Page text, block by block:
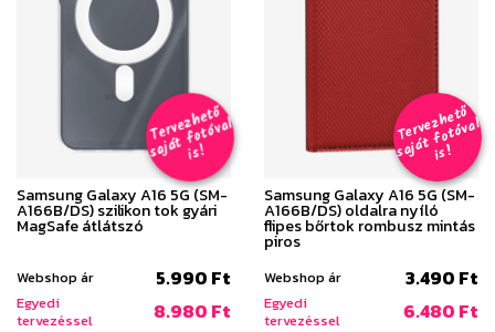
T
er
v
e
z
h
e
t
ő
s
aj
á
t
f
o
t
ó
v
al
i
s
!
Samsung Galaxy A16 5G (SM-
A166B/DS) szilikon tok gyári
MagSafe átlátszó
Webshop ár 5.990 Ft
Egyedi
tervezéssel
8.980 Ft
T
er
v
e
z
h
e
t
ő
s
aj
á
t
f
o
t
ó
v
al
i
s
!
Samsung Galaxy A16 5G (SM-
A166B/DS) oldalra nyíló
flipes bőrtok rombusz mintás
piros
Webshop ár 3.490 Ft
Egyedi
tervezéssel
6.480 Ft